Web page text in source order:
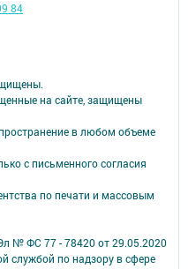
на сайте, защищены
в любом объеме
с письменного согласия
по печати и массовым
№ ФС 77 - 78420 от 29.05.2020
службой по надзору в сфере
84